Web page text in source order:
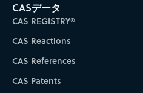
CASデータ
CAS REGISTRY®
CAS Reactions
CAS References
CAS Patents